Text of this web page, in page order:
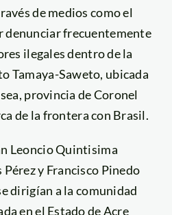
de medios como el
denunciar frecuentemente
ilegales dentro de la
Tamaya-Saweto, ubicada
provincia de Coronel
de la frontera con Brasil.
Leoncio Quintisima
y Francisco Pinedo
dirigían a la comunidad
en el Estado de Acre